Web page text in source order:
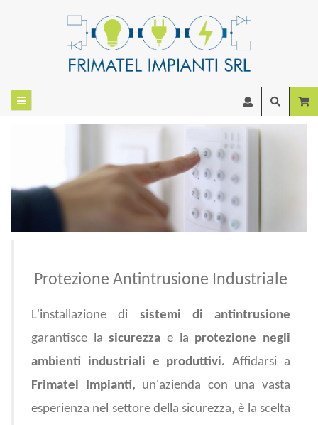
Protezione Antintrusione Industriale
L'installazione di sistemi di antintrusione
garantisce lasicurezza e la protezione negli
ambienti industriali e produttivi. Affidarsi a
Frimatel Impianti, un'azienda con una vasta
esperienza nel settore della sicurezza, è la scelta